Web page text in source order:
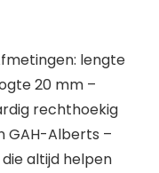
lengte
20 mm –
rechthoekig
GAH-Alberts –
altijd helpen